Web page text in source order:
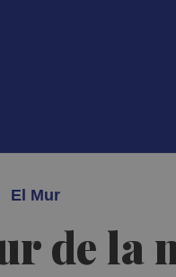
El Mur
de la